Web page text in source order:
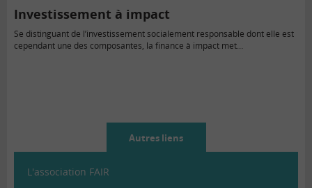
Investissement à impact
Se distinguant de l’investissement socialement responsable dont elle est
cependant une des composantes, la finance à impact met…
Autres liens
L'association FAIR